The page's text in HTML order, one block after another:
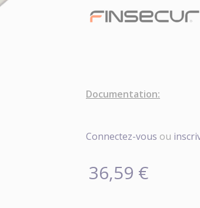
Documentation:
Connectez-vous ou
36,59 €